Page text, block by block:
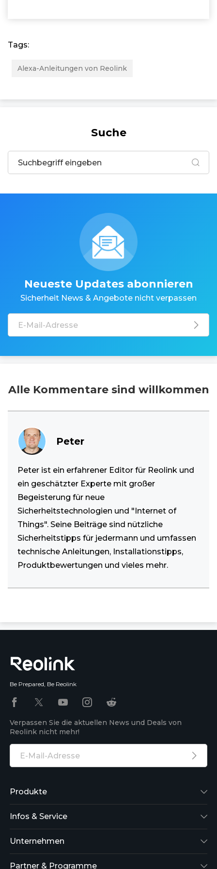
Tags:
Alexa-Anleitungen von Reolink
Suche
Neueste Updates abonnieren
Sicherheit News & Angebote nicht verpassen
Alle Kommentare sind willkommen
Peter
Peter ist ein erfahrener Editor für Reolink und
ein geschätzter Experte mit großer
Begeisterung für neue
Sicherheitstechnologien und "Internet of
Things". Seine Beiträge sind nützliche
Sicherheitstipps für jedermann und umfassen
technische Anleitungen, Installationstipps,
Produktbewertungen und vieles mehr.
Be Prepared, Be Reolink
Verpassen Sie die aktuellen News und Deals von
Reolink nicht mehr!
Produkte
Reolink Lumus
Argus 2
Reolink Go
Infos & Service
Support
Blog
Unternehmen
Über uns
Partner & Programme